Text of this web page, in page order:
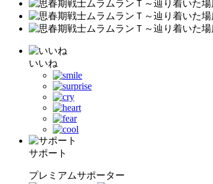
いいね
サポート
プレミアムサポーター